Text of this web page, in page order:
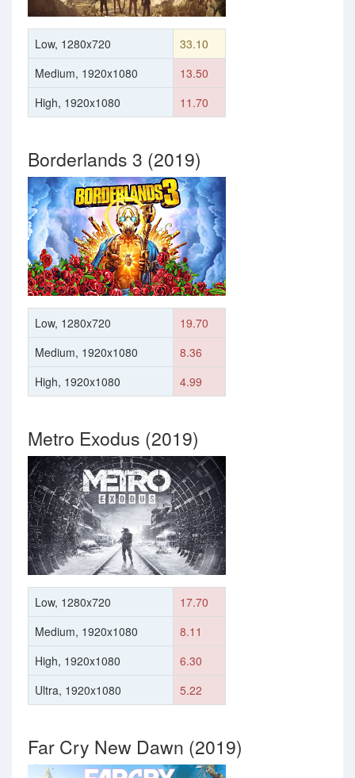
Low, 1280x720
33.10
Medium, 1920x1080
13.50
High, 1920x1080
11.70
Borderlands 3 (2019)
Low, 1280x720
19.70
Medium, 1920x1080
8.36
High, 1920x1080
4.99
Metro Exodus (2019)
Low, 1280x720
17.70
Medium, 1920x1080
8.11
High, 1920x1080
6.30
Ultra, 1920x1080
5.22
Far Cry New Dawn (2019)